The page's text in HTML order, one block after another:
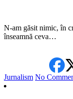
N-am găsit nimic, în
înseamnă ceva…
Jurnalism No